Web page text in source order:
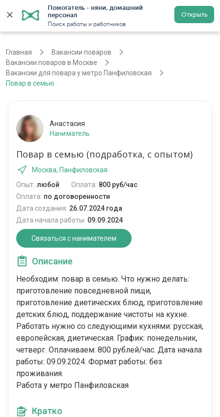
Помогатель - няни, домашний
персонал
Поиск работы и работников
Открыть
Регистрация
Главная
Вакансии поваров
Вакансии поваров в Москве
Вакансии для повара у метро Панфиловская
Повар в семью
Анастасия
Наниматель
Повар в семью (подработка, с опытом)
Москва, Панфиловская
Опыт: любой Оплата: 800 руб/час
Оплата: по договоренности
Дата создания: 26.07.2024 года
Дата начала работы: 09.09.2024
Связаться с нанимателем
Описание
Необходим: повар в семью. Что нужно делать:
приготовление повседневной пищи,
приготовление диетических блюд, приготовление
детских блюд, поддержание чистоты на кухне.
Работать нужно со следующими кухнями: русская,
европейская, диетическая. График: понедельник,
четверг. Оплачиваем: 800 рублей/час. Дата начала
работы: 09.09.2024. Формат работы: без
проживания.
Работа у метро Панфиловская
Кратко